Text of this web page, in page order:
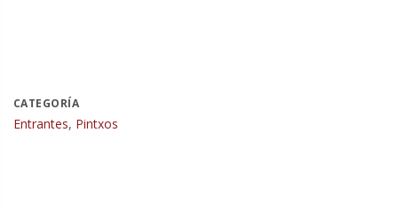
CATEGORÍA
Entrantes, Pintxos